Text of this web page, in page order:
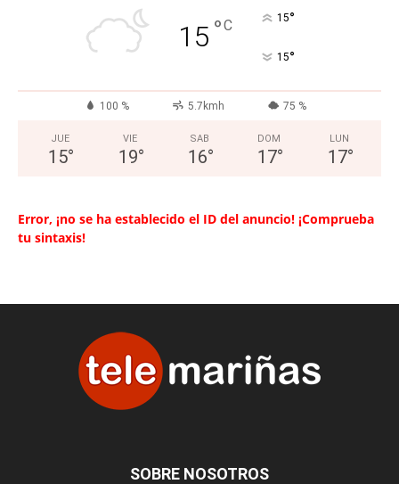
15 °C 15°
15°
100 % 5.7kmh 75 %
JUE
15°
VIE
19°
SAB
16°
DOM
17°
LUN
17°
Error, ¡no se ha establecido el ID del anuncio! ¡Comprueba
tu sintaxis!
SOBRE NOSOTROS